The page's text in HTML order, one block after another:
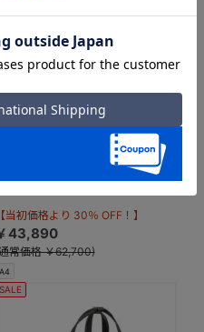
A4
Orobianco／オロビアンコ ソロペ
ルテ ビジネスバッグ 2way A4サ
イズ 13.3inchPC収納 14L 92965
【当初価格より 30％ OFF！】
43,890
常価格 ￥62,700)
SALE